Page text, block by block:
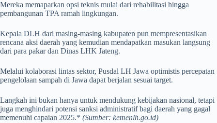
Mereka memaparkan opsi teknis mulai dari rehabilitasi hingga
pembangunan TPA ramah lingkungan.
Kepala DLH dari masing-masing kabupaten pun mempresentasikan
rencana aksi daerah yang kemudian mendapatkan masukan langsung
dari para pakar dan Dinas LHK Jateng.
Melalui kolaborasi lintas sektor, Pusdal LH Jawa optimistis percepatan
pengelolaan sampah di Jawa dapat berjalan sesuai target.
Langkah ini bukan hanya untuk mendukung kebijakan nasional, tetapi
juga menghindari potensi sanksi administratif bagi daerah yang gagal
memenuhi capaian 2025.* (Sumber: kemenlh.go.id)